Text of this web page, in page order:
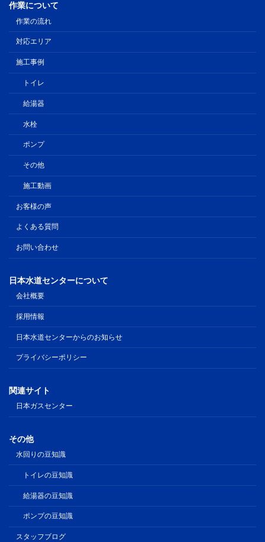
作業について
作業の流れ
対応エリア
施工事例
トイレ
給湯器
水栓
ポンプ
その他
施工動画
お客様の声
よくある質問
お問い合わせ
日本水道センターについて
会社概要
採用情報
日本水道センターからのお知らせ
プライバシーポリシー
関連サイト
日本ガスセンター
その他
水回りの豆知識
トイレの豆知識
給湯器の豆知識
ポンプの豆知識
スタッフブログ